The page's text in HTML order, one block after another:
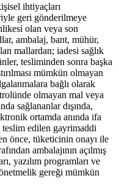
ihtiyaçları
geri gönderilmeye
olan veya son
ambalaj, bant, mühür,
mallardan; iadesi sağlık
tesliminden sonra başka
mümkün olmayan
bağlı olarak
olmayan mal veya
sağlananlar dışında,
ortamda anında ifa
edilen gayrimaddi
önce, tüketicinin onayı ile
ambalajının açılmış
yazılım programları ve
gereği mümkün